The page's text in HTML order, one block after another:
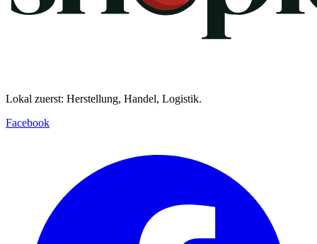
Lokal zuerst: Herstellung, Handel, Logistik.
Facebook